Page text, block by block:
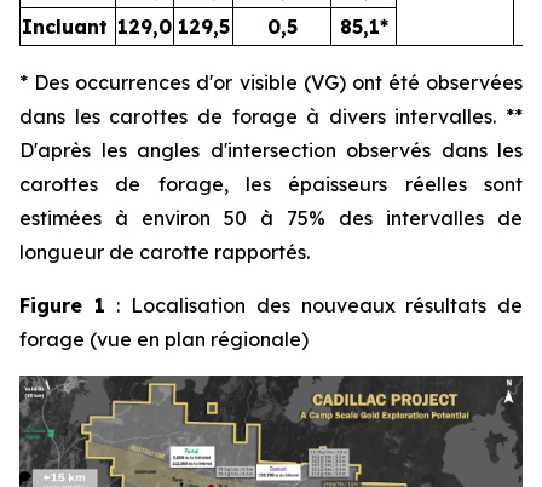
Incluant 129,0 129,5 0,5 85,1*
* Des occurrences d'or visible (VG) ont été observées
dans les carottes de forage à divers intervalles. **
D'après les angles d'intersection observés dans les
carottes de forage, les épaisseurs réelles sont
estimées à environ 50 à 75% des intervalles de
longueur de carotte rapportés.
Figure 1 : Localisation des nouveaux résultats de
forage (vue en plan régionale)